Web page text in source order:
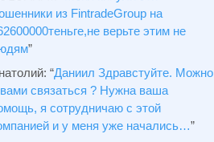
из FintradeGroup на
верьте этим не
”
: “Даниил Здравстуйте. Можно
связаться ? Нужна ваша
я сотрудничаю с этой
и у меня уже начались…”